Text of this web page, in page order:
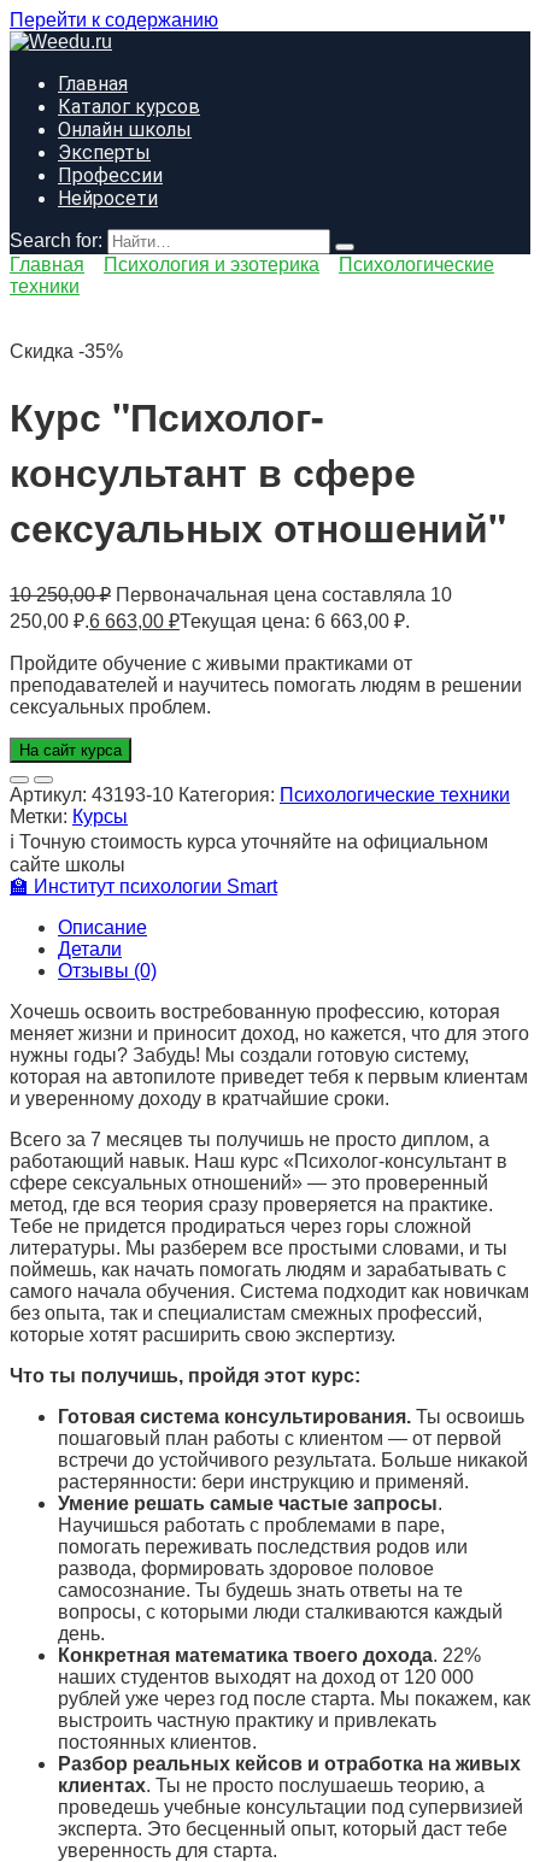
Перейти к содержанию
Главная
Каталог курсов
Онлайн школы
Эксперты
Профессии
Нейросети
Search for:
Главная
Психология и эзотерика
Психологические
техники
Скидка -35%
Курс "Психолог-
консультант в сфере
сексуальных отношений"
10 250,00₽ Первоначальная цена составляла 10
250,00 ₽.6 663,00 ₽Текущая цена: 6 663,00 ₽.
Пройдите обучение с живыми практиками от
преподавателей и научитесь помогать людям в решении
сексуальных проблем.
На сайт курса
Артикул: 43193-10 Категория: Психологические техники
Метки: Курсы
ℹ️ Точную стоимость курса уточняйте на официальном
сайте школы
🏫 Институт психологии Smart
Описание
Детали
Отзывы (0)
Хочешь освоить востребованную профессию, которая
меняет жизни и приносит доход, но кажется, что для этого
нужны годы? Забудь! Мы создали готовую систему,
которая на автопилоте приведет тебя к первым клиентам
и уверенному доходу в кратчайшие сроки.
Всего за 7 месяцев ты получишь не просто диплом, а
работающий навык. Наш курс «Психолог-консультант в
сфере сексуальных отношений» — это проверенный
метод, где вся теория сразу проверяется на практике.
Тебе не придется продираться через горы сложной
литературы. Мы разберем все простыми словами, и ты
поймешь, как начать помогать людям и зарабатывать с
самого начала обучения. Система подходит как новичкам
без опыта, так и специалистам смежных профессий,
которые хотят расширить свою экспертизу.
Что ты получишь, пройдя этот курс:
Готовая система консультирования. Ты освоишь
пошаговый план работы с клиентом — от первой
встречи до устойчивого результата. Больше никакой
растерянности: бери инструкцию и применяй.
Умение решать самые частые запросы.
Научишься работать с проблемами в паре,
помогать переживать последствия родов или
развода, формировать здоровое половое
самосознание. Ты будешь знать ответы на те
вопросы, с которыми люди сталкиваются каждый
день.
Конкретная математика твоего дохода. 22%
наших студентов выходят на доход от 120 000
рублей уже через год после старта. Мы покажем, как
выстроить частную практику и привлекать
постоянных клиентов.
Разбор реальных кейсов и отработка на живых
клиентах. Ты не просто послушаешь теорию, а
проведешь учебные консультации под супервизией
эксперта. Это бесценный опыт, который даст тебе
уверенность для старта.